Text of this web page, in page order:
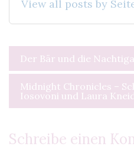
View all posts by
Der Bär und die
Midnight Chronicles –
Iosovoni und Laura
Schreibe einen